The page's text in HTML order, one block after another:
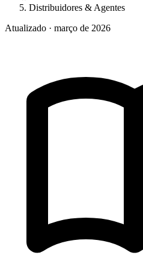
Distribuidores & Agentes
Atualizado · março de 2026